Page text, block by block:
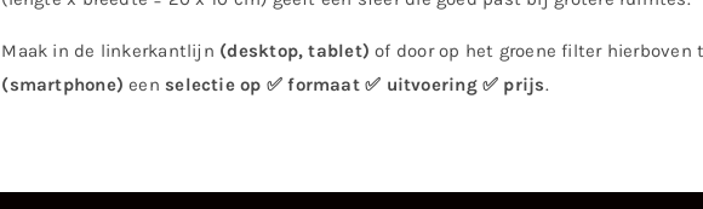
Maak in de linkerkantlijn (desktop, tablet) of door op het groene filter hierboven
(smartphone) een selectie op ✅ formaat ✅ uitvoering ✅ prijs.